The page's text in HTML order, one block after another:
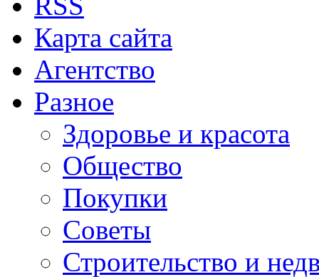
Карта сайта
Агентство
Разное
Здоровье и красота
Общество
Покупки
Советы
Строительство и